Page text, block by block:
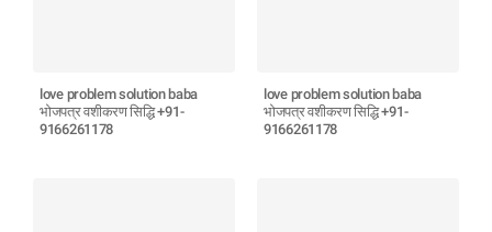
love problem solution baba
भोजपत्र वशीकरण सिद्धि +91-
9166261178
love problem solution baba
भोजपत्र वशीकरण सिद्धि +91-
9166261178